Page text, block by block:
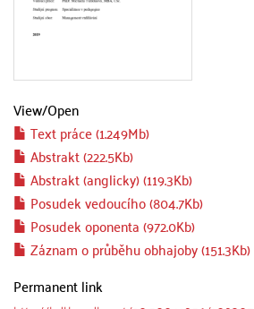
View/Open
Text práce (1.249Mb)
Abstrakt (222.5Kb)
Abstrakt (anglicky) (119.3Kb)
Posudek vedoucího (804.7Kb)
Posudek oponenta (972.0Kb)
Záznam o průběhu obhajoby (151.3Kb)
Permanent link